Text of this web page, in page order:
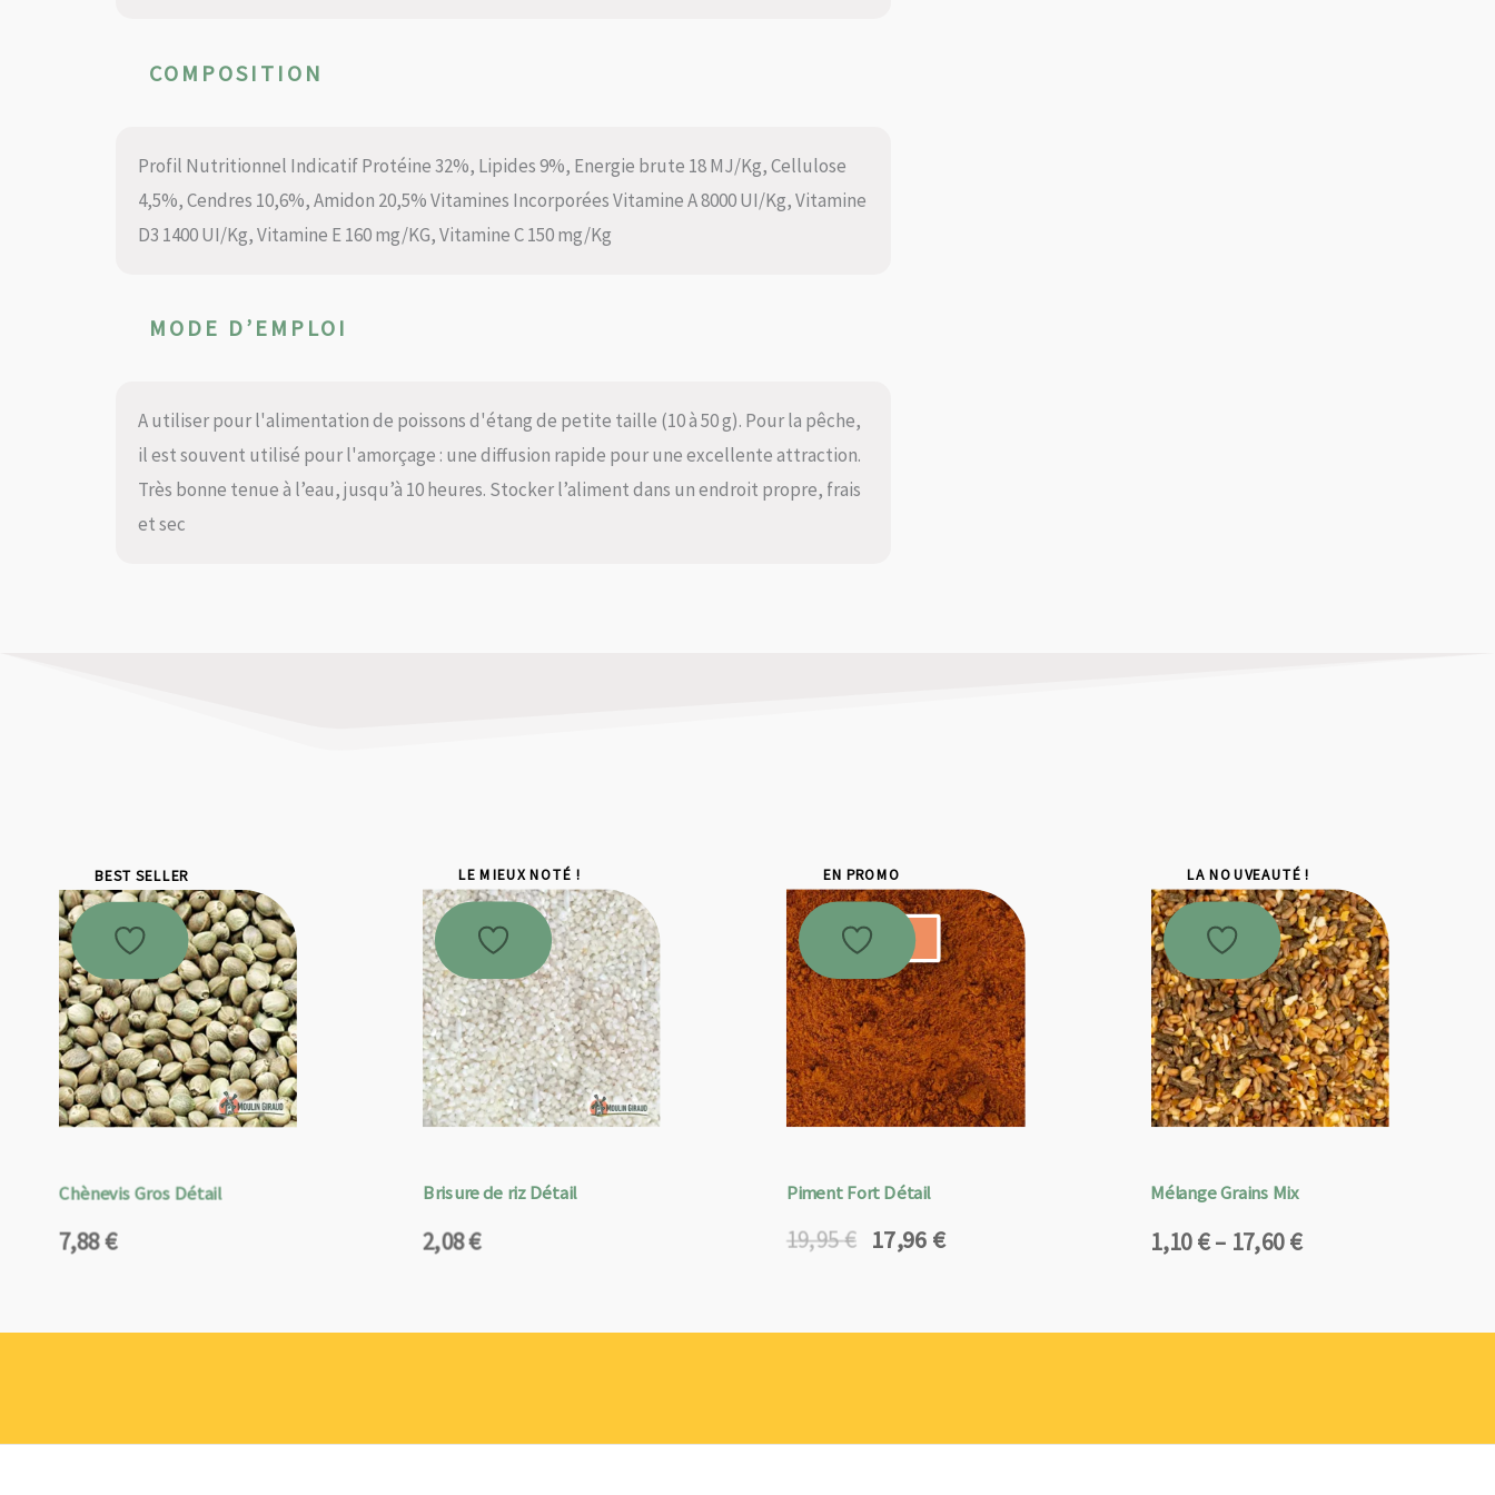
COMPOSITION
Profil Nutritionnel Indicatif Protéine 32%, Lipides 9%, Energie brute 18 MJ/Kg, Cellulose
4,5%, Cendres 10,6%, Amidon 20,5% Vitamines Incorporées Vitamine A 8000 UI/Kg, Vitamine
D3 1400 UI/Kg, Vitamine E 160 mg/KG, Vitamine C 150 mg/Kg
MODE D’EMPLOI
A utiliser pour l'alimentation de poissons d'étang de petite taille (10 à 50 g). Pour la pêche,
il est souvent utilisé pour l'amorçage : une diffusion rapide pour une excellente attraction.
Très bonne tenue à l’eau, jusqu’à 10 heures. Stocker l’aliment dans un endroit propre, frais
et sec
BEST SELLER
Chènevis Gros Détail
7,88€
LE MIEUX NOTÉ !
Brisure de riz Détail
2,08€
EN PROMO
Promo !
Piment Fort Détail
19,95€
Le
était :
17,96 €
Le
est :
LA NOUVEAUTÉ !
Mélange Grains Mix
1,10€– 17,60€
Plage
1,10 €